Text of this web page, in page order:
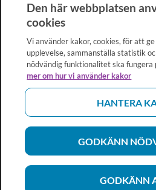
Den här webbplatsen
cookies
Vi använder kakor, cookies, för att
upplevelse, sammanställa statistik
nödvändig funktionalitet ska fungera
mer om hur vi använder kakor
HANTERA
GODKÄNN
GODKÄNN